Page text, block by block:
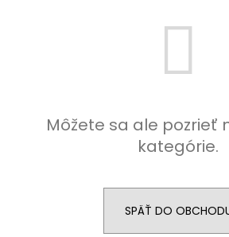
Môžete sa ale pozrieť
kategórie.
SPÄŤ DO